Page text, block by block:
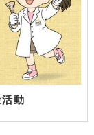
動